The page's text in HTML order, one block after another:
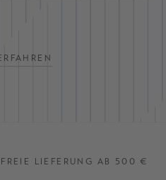
LIEFERUNG AB 500 €